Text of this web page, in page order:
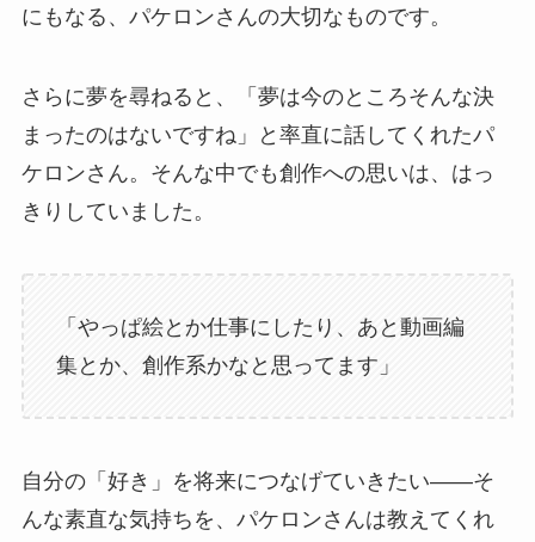
にもなる、パケロンさんの大切なものです。
さらに夢を尋ねると、「夢は今のところそんな決
まったのはないですね」と率直に話してくれたパ
ケロンさん。そんな中でも創作への思いは、はっ
きりしていました。
「やっぱ絵とか仕事にしたり、あと動画編
集とか、創作系かなと思ってます」
自分の「好き」を将来につなげていきたい——そ
んな素直な気持ちを、パケロンさんは教えてくれ